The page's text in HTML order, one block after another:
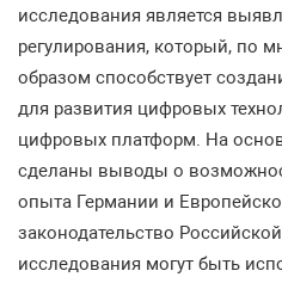
исследования является
регулирования, который, по
образом способствует
для развития цифровых
цифровых платформ. На
сделаны выводы о
опыта Германии и
законодательство
исследования могут быть